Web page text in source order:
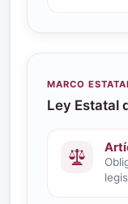
MARCO
Ley Estatal